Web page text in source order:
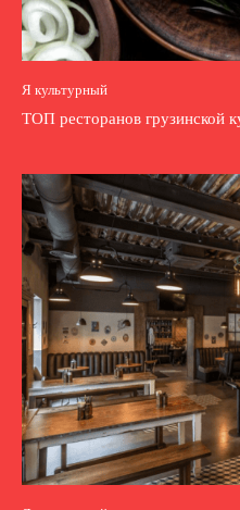
Я культурный
ТОП ресторанов грузинской